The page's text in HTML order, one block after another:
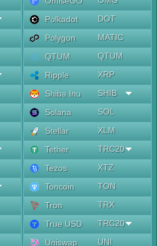
Polkadot
DOT
Polygon
MATIC
QTUM
QTUM
Ripple
XRP
Shiba Inu
SHIB
Solana
SOL
Stellar
XLM
Tether
TRC20
Tezos
XTZ
Toncoin
TON
Tron
TRX
True USD
TRC20
Uniswap
UNI